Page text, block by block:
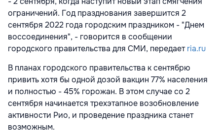
ограничений. Год празднования завершится 2
сентября 2022 года городским праздником - "Днем
воссоединения", - говорится в сообщении
городского правительства для СМИ, передаетria.ru
В планах городского правительства к сентябрю
привить хотя бы одной дозой вакцин 77% населения
и полностью - 45% горожан. В этом случае со 2
сентября начинается трехэтапное возобновление
активности Рио, и проведение праздника станет
возможным.